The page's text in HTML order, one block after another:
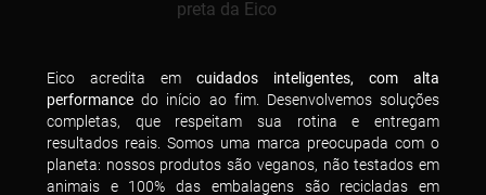
Eico acredita em cuidados inteligentes, com alta
performance do início ao fim. Desenvolvemos soluções
completas, que respeitam sua rotina e entregam
resultados reais. Somos uma marca preocupada com o
planeta: nossos produtos são veganos, não testados em
animais e 100% das embalagens são recicladas em